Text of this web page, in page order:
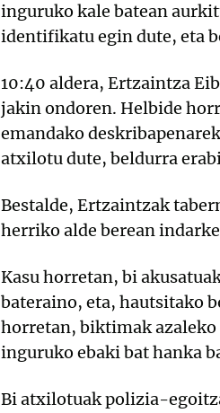
inguruko kale batean
identifikatu egin dute, eta
10:40 aldera, Ertzaintza
jakin ondoren. Helbide
emandako
atxilotu dute, beldurra
Bestalde, Ertzaintzak
herriko alde berean
Kasu horretan, bi
bateraino, eta, hautsitako
horretan, biktimak azaleko
inguruko ebaki bat hanka
Bi atxilotuak polizia-